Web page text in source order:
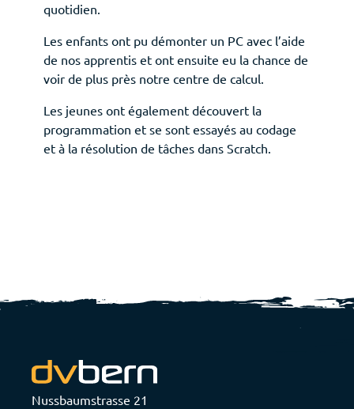
quotidien.
Les enfants ont pu démonter un PC avec l’aide
de nos apprentis et ont ensuite eu la chance de
voir de plus près notre centre de calcul.
Les jeunes ont également découvert la
programmation et se sont essayés au codage
et à la résolution de tâches dans Scratch.
Nussbaumstrasse 21